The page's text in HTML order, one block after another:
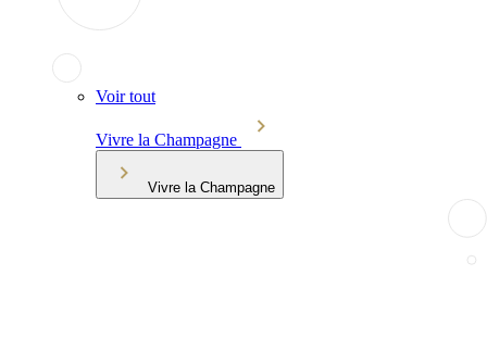
Voir tout
Vivre la Champagne
Vivre la Champagne